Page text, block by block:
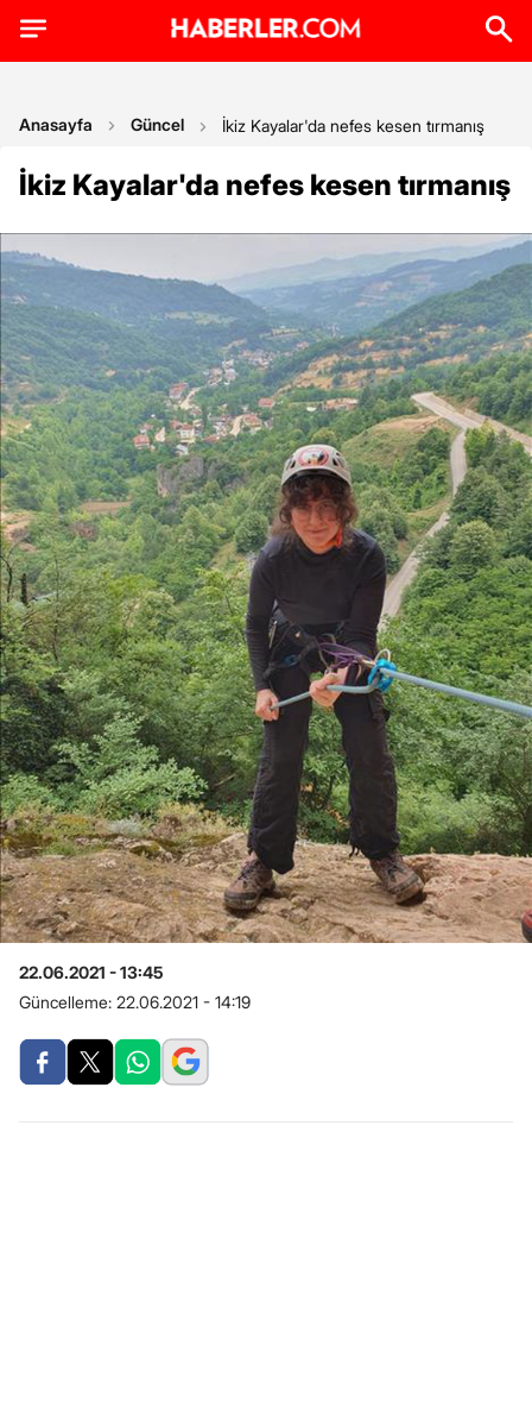
Anasayfa Güncel İkiz Kayalar'da nefes kesen tırmanış
İkiz Kayalar'da nefes kesen tırmanış
22.06.2021 - 13:45
Güncelleme: 22.06.2021 - 14:19